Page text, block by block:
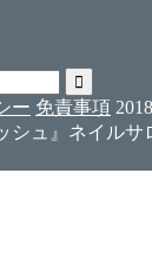
ー 免責事項
シュ』ネイルサ